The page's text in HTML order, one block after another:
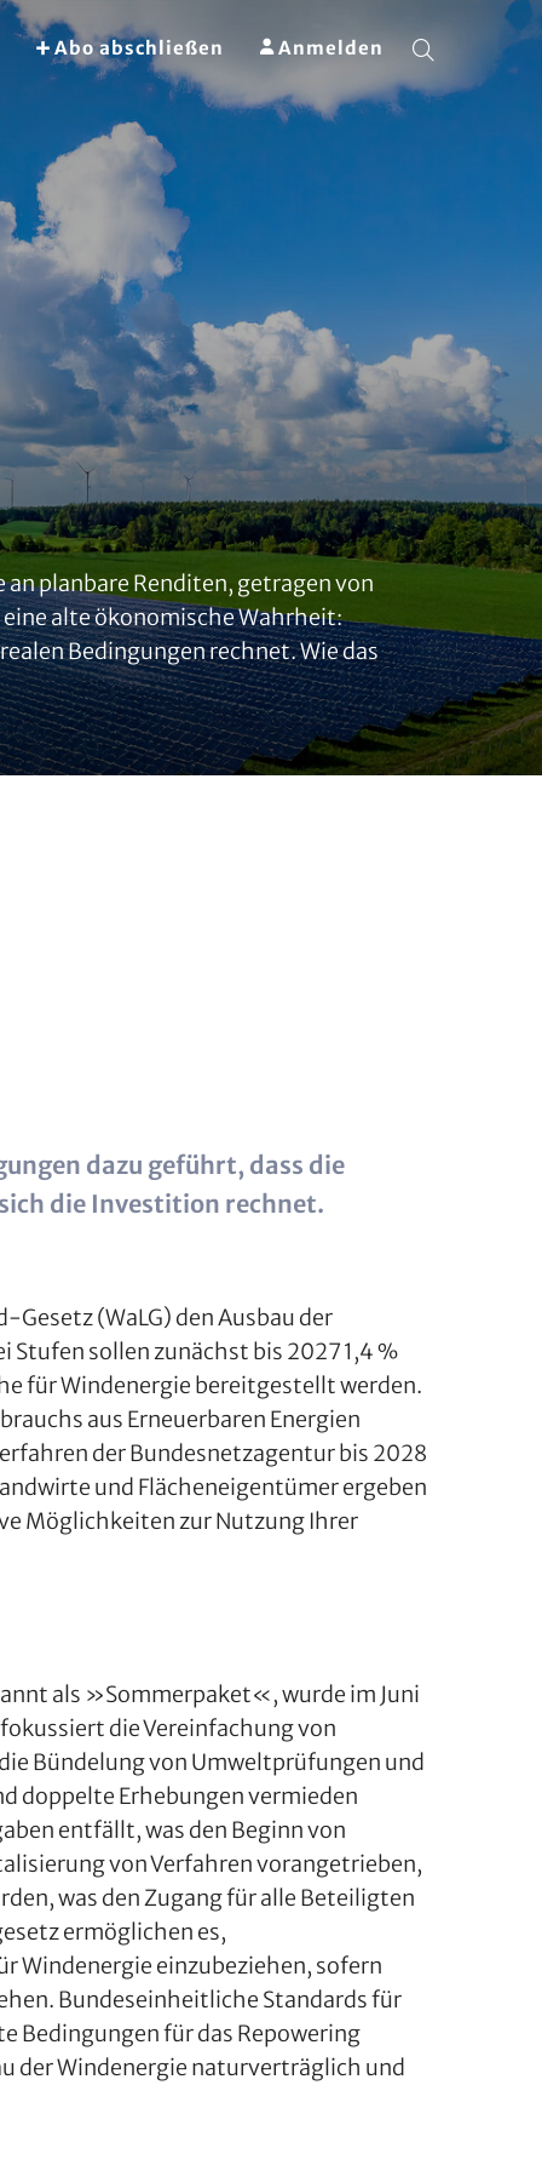
Abo abschließen Anmelden
planbare Renditen, getragen von
alte ökonomische Wahrheit:
Bedingungen rechnet. Wie das
dazu geführt, dass die
die Investition rechnet.
(WaLG) den Ausbau der
sollen zunächst bis 2027 1,4 %
für Windenergie bereitgestellt werden.
aus ­Erneuerbaren Energien
der Bundesnetzagentur bis 2028
und Flächeneigentümer ergeben
Möglichkeiten zur Nutzung Ihrer
als »Sommerpaket«, wurde im Juni
die Vereinfachung von
Bündelung von Umweltprüfungen und
doppelte Erhebungen vermieden
entfällt, was den Beginn von
von Verfahren vorangetrieben,
was den Zugang für alle Beteiligten
ermöglichen es,
Windenergie einzubeziehen, sofern
Bundeseinheitliche Standards für
Bedingungen für das Repowering
der Windenergie naturverträglich und